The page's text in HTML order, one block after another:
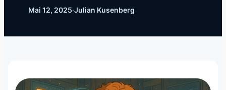
Mai 12, 2025·Julian Kusenberg